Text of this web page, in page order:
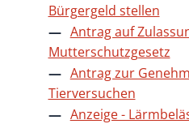
Bürgergeld stellen
Antrag auf
Mutterschutzgesetz
Antrag zur
Tierversuchen
Anzeige -